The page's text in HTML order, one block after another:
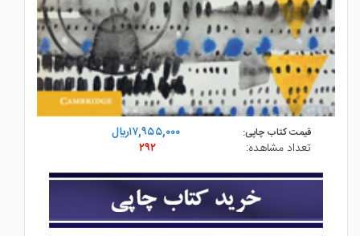
قیمت کتاب چاپی:
۱۷,۹۵۵,۰۰۰ريال
تعداد مشاهده:
۲۹۲